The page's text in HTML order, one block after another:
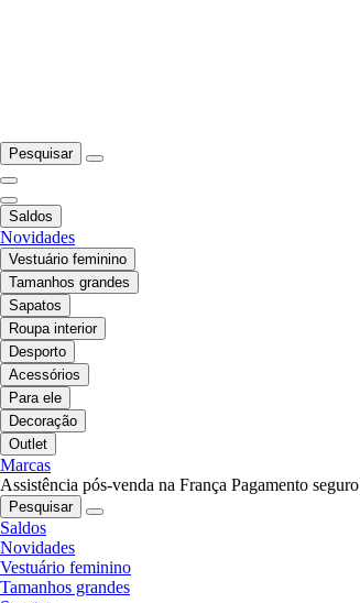
Pesquisar
Saldos
Novidades
Vestuário feminino
Tamanhos grandes
Sapatos
Roupa interior
Desporto
Acessórios
Para ele
Decoração
Outlet
Marcas
Assistência pós-venda na França Pagamento seguro
Pesquisar
Saldos
Novidades
Vestuário feminino
Tamanhos grandes